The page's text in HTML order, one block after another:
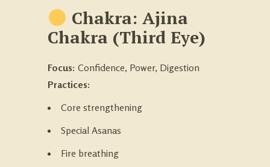
Chakra: Ajina
Chakra (Third Eye)
Focus: Confidence, Power, Digestion
Practices:
Core strengthening
Special Asanas
Fire breathing